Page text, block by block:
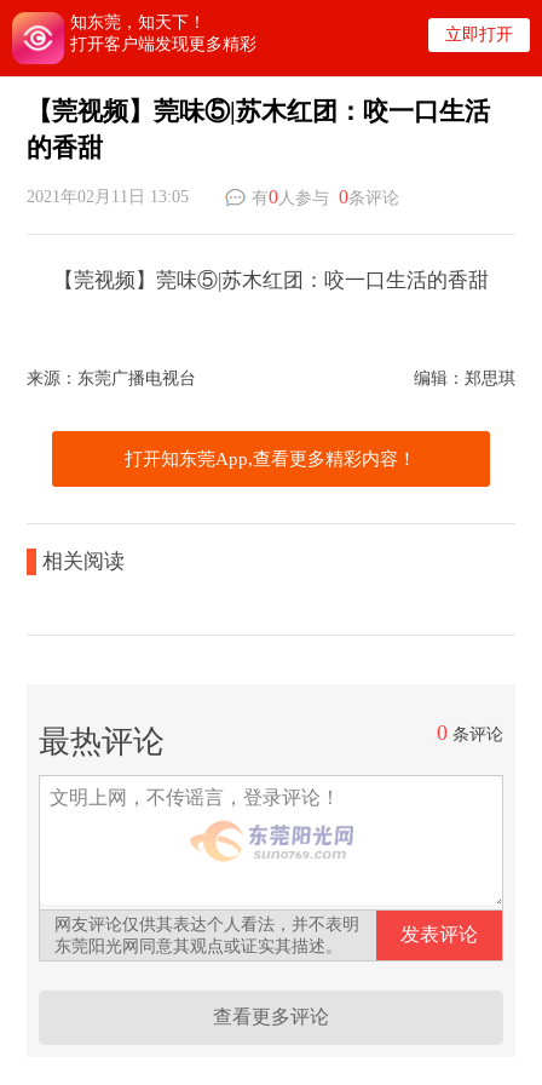
知东莞，知天下！
打开客户端发现更多精彩
立即打开
【莞视频】莞味⑤|苏木红团：咬一口生活
的香甜
2021年02月11日 13:05 有0人参与0条评论
【莞视频】莞味⑤|苏木红团：咬一口生活的香甜
来源：东莞广播电视台 编辑：郑思琪
打开知东莞App,查看更多精彩内容！
相关阅读
最热评论 0 条评论
网友评论仅供其表达个人看法，并不表明
东莞阳光网同意其观点或证实其描述。
查看更多评论